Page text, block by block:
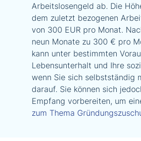
Arbeitslosengeld ab. Die
dem zuletzt bezogenen
von 300 EUR pro Monat.
neun Monate zu 300 € pro
kann unter bestimmten
Lebensunterhalt und Ihre
wenn Sie sich selbstständig
darauf. Sie können sich
Empfang vorbereiten, um
zum Thema